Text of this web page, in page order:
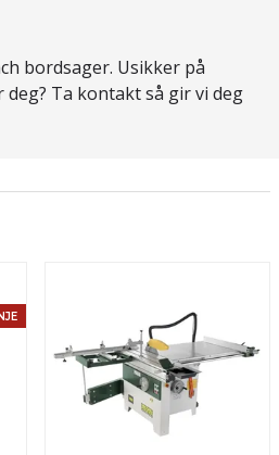
bordsager. Usikker på
Ta kontakt så gir vi deg